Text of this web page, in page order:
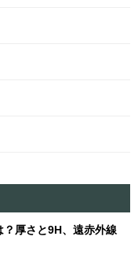
厚さと9H、遠赤外線